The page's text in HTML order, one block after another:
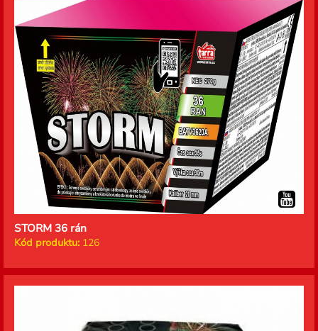
STORM 36 rán
Kód produktu: 126